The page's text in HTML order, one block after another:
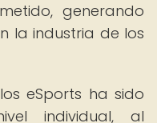
generando
la industria de los
eSports ha sido
individual, al